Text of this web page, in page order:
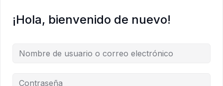
¡Hola, bienvenido de nuevo!